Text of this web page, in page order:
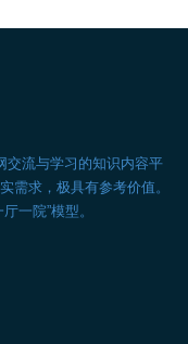
交流与学习的知识内容平
需求，极具有参考价值。
一院”模型。